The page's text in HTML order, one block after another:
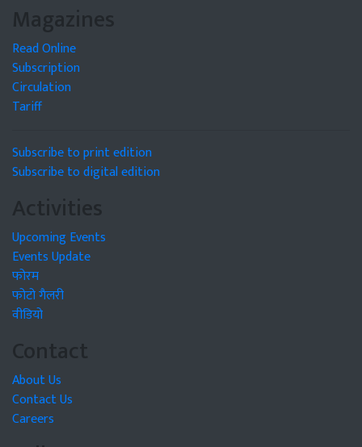
Magazines
Read Online
Subscription
Circulation
Tariff
Subscribe to print edition
Subscribe to digital edition
Activities
Upcoming Events
Events Update
फोरम
फोटो गैलरी
वीडियो
Contact
About Us
Contact Us
Careers